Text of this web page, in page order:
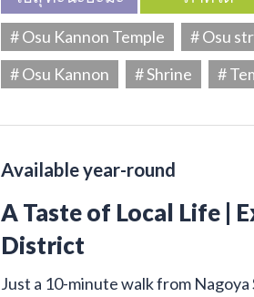
# Osu Kannon Temple
# Osu
# Osu Kannon
# Shrine #
Available year-round
A Taste of Local Life |
District
Just a 10-minute walk from